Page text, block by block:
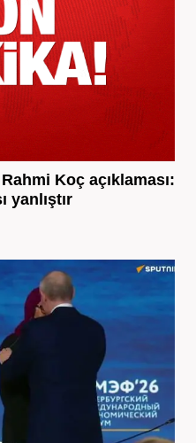
Koç açıklaması:
yanlıştır